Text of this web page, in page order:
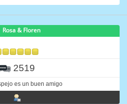
Rosa & Floren
2519
es un buen amigo